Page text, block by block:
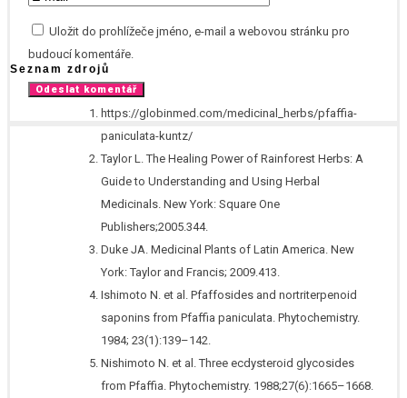
Uložit do prohlížeče jméno, e-mail a webovou stránku pro
budoucí komentáře.
Seznam zdrojů
https://globinmed.com/medicinal_herbs/pfaffia-
paniculata-kuntz/
Taylor L. The Healing Power of Rainforest Herbs: A
Guide to Understanding and Using Herbal
Medicinals. New York: Square One
Publishers;2005.344.
Duke JA. Medicinal Plants of Latin America. New
York: Taylor and Francis; 2009.413.
Ishimoto N. et al. Pfaffosides and nortriterpenoid
saponins from Pfaffia paniculata. Phytochemistry.
1984; 23(1):139–142.
Nishimoto N. et al. Three ecdysteroid glycosides
from Pfaffia. Phytochemistry. 1988;27(6):1665–1668.